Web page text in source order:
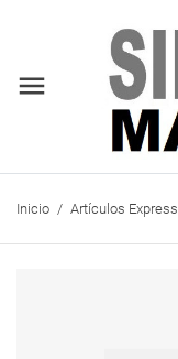
Inicio Artículos Express